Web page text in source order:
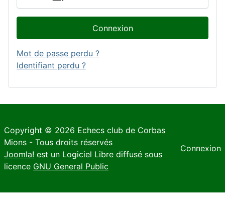
Connexion
Mot de passe perdu ?
Identifiant perdu ?
Copyright © 2026 Echecs club de Corbas
Mions - Tous droits réservés
Joomla! est un Logiciel Libre diffusé sous
licence GNU General Public
Connexion